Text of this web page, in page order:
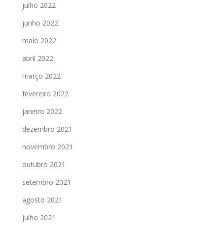
julho 2022
junho 2022
maio 2022
abril 2022
março 2022
fevereiro 2022
janeiro 2022
dezembro 2021
novembro 2021
outubro 2021
setembro 2021
agosto 2021
julho 2021